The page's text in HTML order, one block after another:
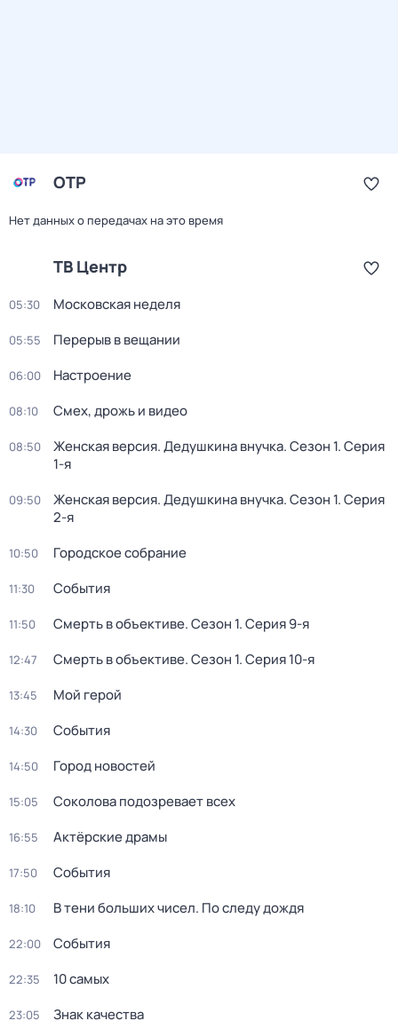
ОТР
Нет данных о передачах на это время
ТВ Центр
05:30 Московская неделя
05:55 Перерыв в вещании
06:00 Настроение
08:10 Смех, дрожь и видео
08:50 Женская версия. Дедушкина внучка. Сезон 1. Серия
1-я
09:50 Женская версия. Дедушкина внучка. Сезон 1. Серия
2-я
10:50 Городское собрание
11:30 События
11:50 Смерть в объективе. Сезон 1. Серия 9-я
12:47 Смерть в объективе. Сезон 1. Серия 10-я
13:45 Мой герой
14:30 События
14:50 Город новостей
15:05 Соколова подозревает всех
16:55 Актёрские драмы
17:50 События
18:10 В тени больших чисел. По следу дождя
22:00 События
22:35 10 самых
23:05 Знак качества